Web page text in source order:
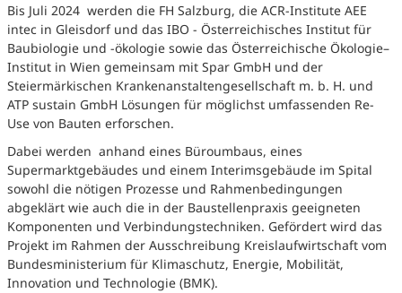
Bis Juli 2024 werden die FH Salzburg, die ACR-Institute AEE
intec in Gleisdorf und das IBO - Österreichisches Institut für
Baubiologie und -ökologie sowie das Österreichische Ökologie–
Institut in Wien gemeinsam mit Spar GmbH und der
Steiermärkischen Krankenanstaltengesellschaft m. b. H. und
ATP sustain GmbH Lösungen für möglichst umfassenden Re-
Use von Bauten erforschen.
Dabei werden anhand eines Büroumbaus, eines
Supermarktgebäudes und einem Interimsgebäude im Spital
sowohl die nötigen Prozesse und Rahmenbedingungen
abgeklärt wie auch die in der Baustellenpraxis geeigneten
Komponenten und Verbindungstechniken. Gefördert wird das
Projekt im Rahmen der Ausschreibung Kreislaufwirtschaft vom
Bundesministerium für Klimaschutz, Energie, Mobilität,
Innovation und Technologie (BMK).